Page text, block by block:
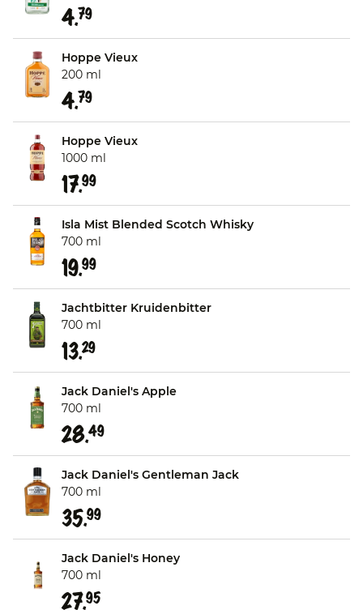
4.79
Hoppe Vieux
200 ml
4.79
Hoppe Vieux
1000 ml
17.99
Isla Mist Blended Scotch Whisky
700 ml
19.99
Jachtbitter Kruidenbitter
700 ml
13.29
Jack Daniel's Apple
700 ml
28.49
Jack Daniel's Gentleman Jack
700 ml
35.99
Jack Daniel's Honey
700 ml
27.95